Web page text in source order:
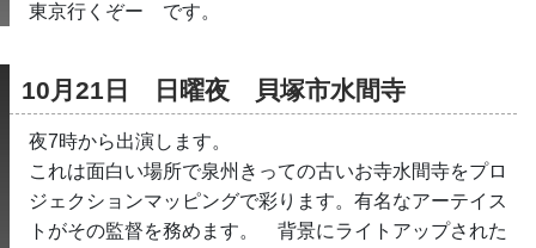
東京行くぞー　です。
10月21日　日曜夜　貝塚市水間寺
夜7時から出演します。
これは面白い場所で泉州きっての古いお寺水間寺をプロ
ジェクションマッピングで彩ります。有名なアーテイス
トがその監督を務めます。　背景にライトアップされた